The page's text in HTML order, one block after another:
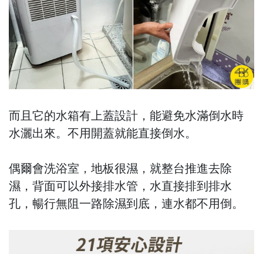
而且它的水箱有上蓋設計，能避免水滿倒水時
水灑出來。不用開蓋就能直接倒水。
偶爾會洗浴室，地板很濕，就整台推進去除
濕，背面可以外接排水管，水直接排到排水
孔，暢行無阻一路除濕到底，連水都不用倒。